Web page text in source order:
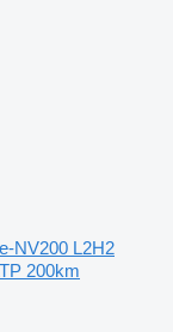
NV200 L2H2
200km